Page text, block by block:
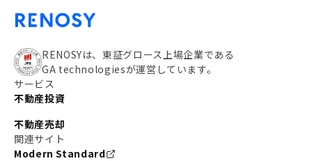
RENOSYは、東証グロース上場企業である
GA technologiesが運営しています。
サービス
不動産投資
不動産売却
関連サイト
Modern Standard